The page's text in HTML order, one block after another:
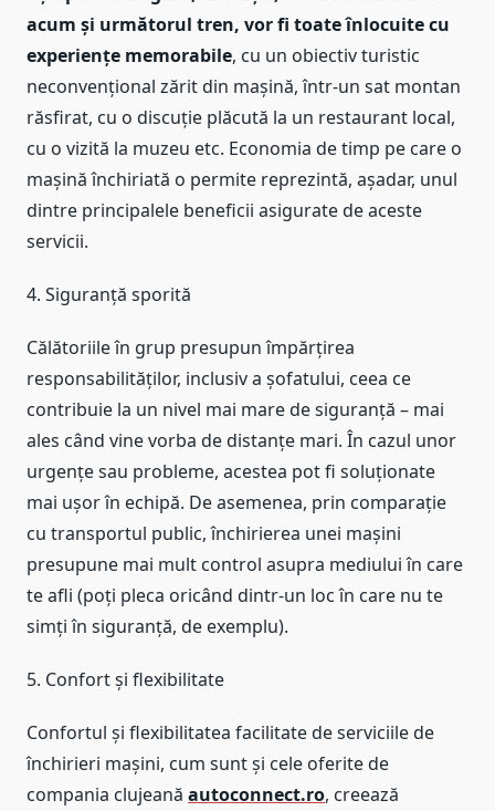
acum și următorul tren, vor fi toate înlocuite cu
experiențe memorabile, cu un obiectiv turistic
neconvențional zărit din mașină, într-un sat montan
răsfirat, cu o discuție plăcută la un restaurant local,
cu o vizită la muzeu etc. Economia de timp pe care o
mașină închiriată o permite reprezintă, așadar, unul
dintre principalele beneficii asigurate de aceste
servicii.
4. Siguranță sporită
Călătoriile în grup presupun împărțirea
responsabilităților, inclusiv a șofatului, ceea ce
contribuie la un nivel mai mare de siguranță – mai
ales când vine vorba de distanțe mari. În cazul unor
urgențe sau probleme, acestea pot fi soluționate
mai ușor în echipă. De asemenea, prin comparație
cu transportul public, închirierea unei mașini
presupune mai mult control asupra mediului în care
te afli (poți pleca oricând dintr-un loc în care nu te
simți în siguranță, de exemplu).
5. Confort și flexibilitate
Confortul și flexibilitatea facilitate de serviciile de
închirieri mașini, cum sunt și cele oferite de
compania clujeană autoconnect.ro, creează